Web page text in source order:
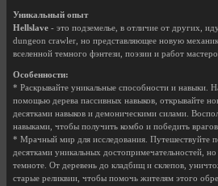
Уникальный опыт
Hellslave - это подземелье, в отличие от других,
dungeon crawler, но представляющее новую
вселенной темного фэнтези, поэзии и работ
Особенности:
* Раскрывайте уникальные способности и навыки.
помощью дерева пассивных навыков, открывайте
десятками навыков и демоническими силами.
навыками, чтобы получить комбо и победить
* Мрачный мир для исследования. Путешествуйте
десятками уникальных достопримечательностей, но
темноте. От деревень до кладбищ и склепов,
старые реликвии, чтобы помочь жителям этого